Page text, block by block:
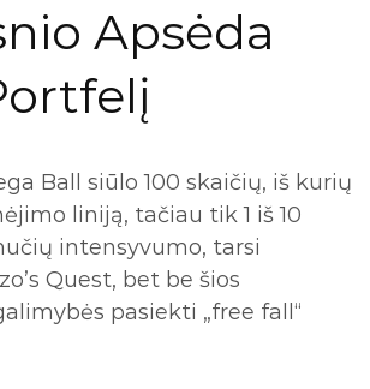
Apsėda
Ball siūlo 100 skaičių, iš kurių
liniją, tačiau tik 1 iš 10
intensyvumo, tarsi
Quest, bet be šios
pasiekti „free fall“